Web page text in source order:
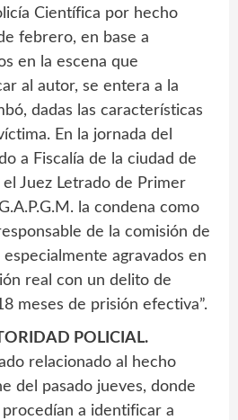
Científica por hecho
febrero, en base a
en la escena que
al autor, se entera a la
dadas las características
En la jornada del
a Fiscalía de la ciudad de
Juez Letrado de Primer
la condena como
de la comisión de
agravados en
real con un delito de
meses de prisión efectiva”.
POLICIAL.
relacionado al hecho
del pasado jueves, donde
a identificar a